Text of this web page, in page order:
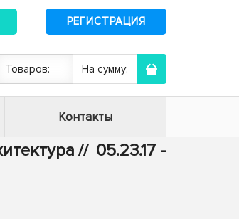
РЕГИСТРАЦИЯ
Товаров: На сумму:
Контакты
// 05.23.17 -